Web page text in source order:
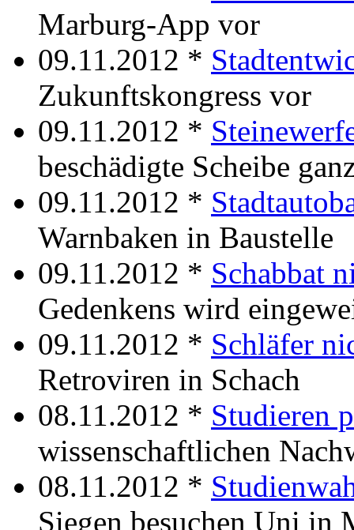
Marburg-App vor
09.11.2012 *
Zukunftskongress vor
09.11.2012 *
beschädigte Scheibe
09.11.2012 *
Warnbaken in Baustelle
09.11.2012 * Schabbat
Gedenkens wird
09.11.2012 * Schläfer
Retroviren in Schach
08.11.2012 * Studieren
wissenschaftlichen
08.11.2012 *
Siegen besuchen Uni in